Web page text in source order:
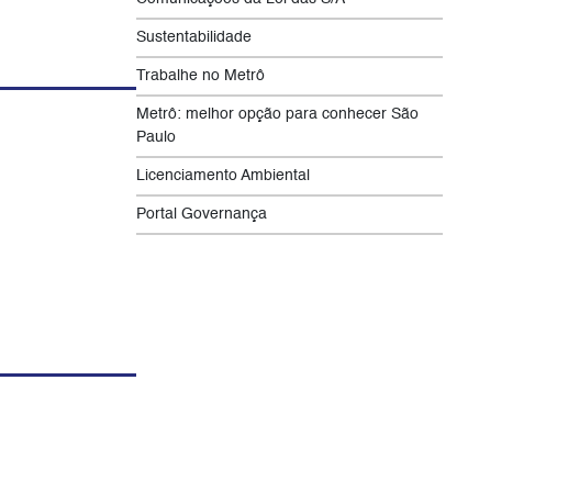
Sustentabilidade
Trabalhe no Metrô
Metrô: melhor opção para conhecer São
Paulo
Licenciamento Ambiental
Portal Governança